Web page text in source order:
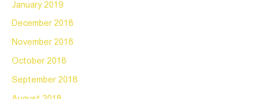
January 2019
December 2018
November 2018
October 2018
September 2018